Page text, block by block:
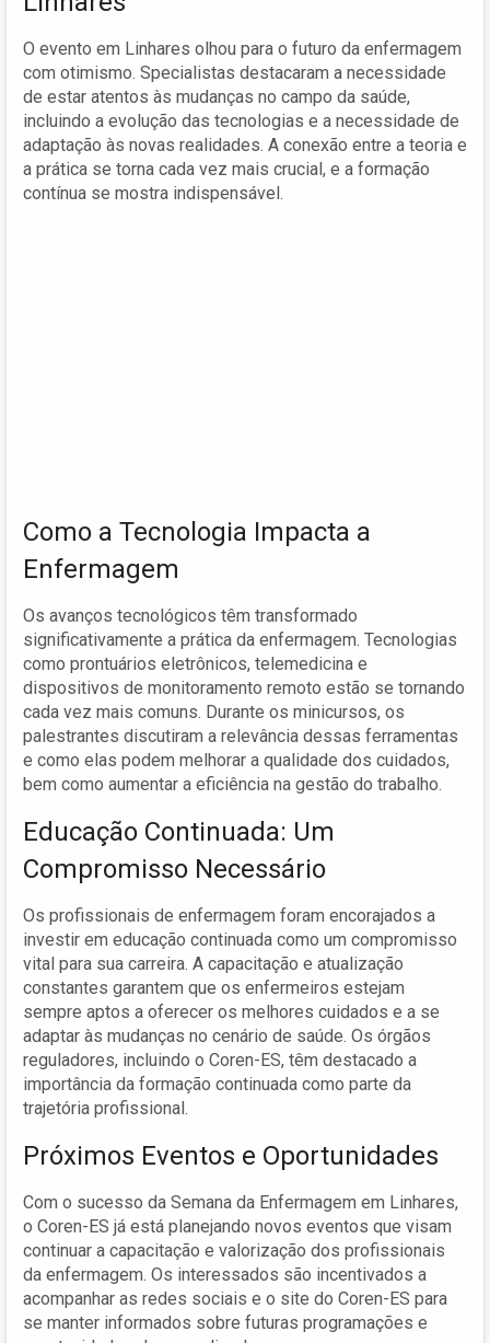
O evento em Linhares olhou para o futuro da enfermagem
com otimismo. Specialistas destacaram a necessidade
de estar atentos às mudanças no campo da saúde,
incluindo a evolução das tecnologias e a necessidade de
adaptação às novas realidades. A conexão entre a teoria e
a prática se torna cada vez mais crucial, e a formação
contínua se mostra indispensável.
Como a Tecnologia Impacta a
Enfermagem
Os avanços tecnológicos têm transformado
significativamente a prática da enfermagem. Tecnologias
como prontuários eletrônicos, telemedicina e
dispositivos de monitoramento remoto estão se tornando
cada vez mais comuns. Durante os minicursos, os
palestrantes discutiram a relevância dessas ferramentas
e como elas podem melhorar a qualidade dos cuidados,
bem como aumentar a eficiência na gestão do trabalho.
Educação Continuada: Um
Compromisso Necessário
Os profissionais de enfermagem foram encorajados a
investir em educação continuada como um compromisso
vital para sua carreira. A capacitação e atualização
constantes garantem que os enfermeiros estejam
sempre aptos a oferecer os melhores cuidados e a se
adaptar às mudanças no cenário de saúde. Os órgãos
reguladores, incluindo o Coren-ES, têm destacado a
importância da formação continuada como parte da
trajetória profissional.
Próximos Eventos e Oportunidades
Com o sucesso da Semana da Enfermagem em Linhares,
o Coren-ES já está planejando novos eventos que visam
continuar a capacitação e valorização dos profissionais
da enfermagem. Os interessados são incentivados a
acompanhar as redes sociais e o site do Coren-ES para
se manter informados sobre futuras programações e